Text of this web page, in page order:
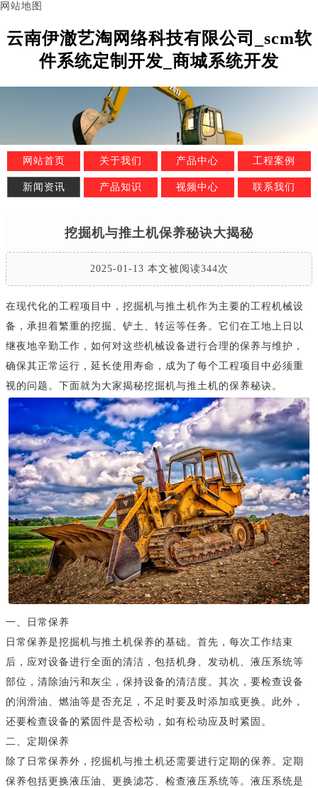
网站地图
云南伊澈艺淘网络科技有限公司_scm软
件系统定制开发_商城系统开发
网站首页 关于我们 产品中心 工程案例
新闻资讯 产品知识 视频中心 联系我们
挖掘机与推土机保养秘诀大揭秘
2025-01-13 本文被阅读344次
在现代化的工程项目中，挖掘机与推土机作为主要的工程机械设
备，承担着繁重的挖掘、铲土、转运等任务。它们在工地上日以
继夜地辛勤工作，如何对这些机械设备进行合理的保养与维护，
确保其正常运行，延长使用寿命，成为了每个工程项目中必须重
视的问题。下面就为大家揭秘挖掘机与推土机的保养秘诀。
一、日常保养
日常保养是挖掘机与推土机保养的基础。首先，每次工作结束
后，应对设备进行全面的清洁，包括机身、发动机、液压系统等
部位，清除油污和灰尘，保持设备的清洁度。其次，要检查设备
的润滑油、燃油等是否充足，不足时要及时添加或更换。此外，
还要检查设备的紧固件是否松动，如有松动应及时紧固。
二、定期保养
除了日常保养外，挖掘机与推土机还需要进行定期的保养。定期
保养包括更换液压油、更换滤芯、检查液压系统等。液压系统是